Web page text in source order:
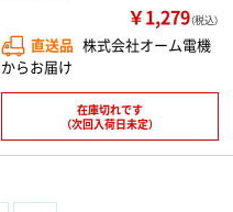
￥1,279（税込）
直送品 株式会社オーム電機
からお届け
在庫切れです
（次回入荷日未定）